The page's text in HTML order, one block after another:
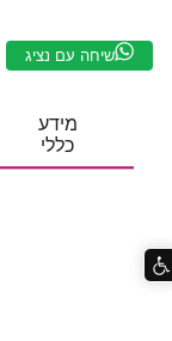
שיחה עם נציג
מידע
כללי